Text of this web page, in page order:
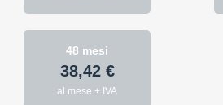
48 mesi
38,42 €
al mese + IVA